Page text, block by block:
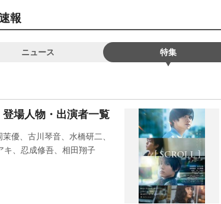
報
ニュース 特集
場人物・出演者一覧
優、古川琴音、水橋研二、
キ、忍成修吾、相田翔子